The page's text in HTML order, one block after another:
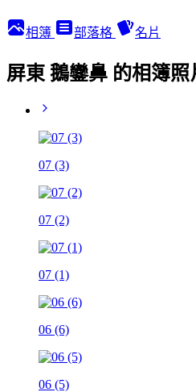
相簿 部落格 名片
屏東 鵝鑾鼻 的相簿照
07 (3)
07 (2)
07 (1)
06 (6)
06 (5)